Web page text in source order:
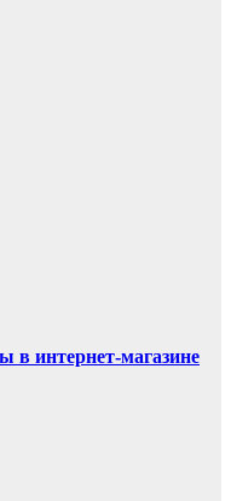
в интернет-магазине